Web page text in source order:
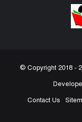
© Copyright 2018 -
Contact Us